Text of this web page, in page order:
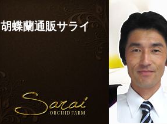
胡蝶蘭通販サライ